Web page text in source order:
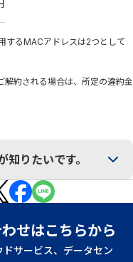
するMACアドレスは2つとして
約される場合は、所定の違約金
りたいです。
せはこちらから
サービス、データセン